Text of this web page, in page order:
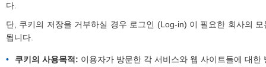
다.
단, 쿠키의 저장을 거부하실 경우 로그인 (Log-in) 이 필요한 회사의
됩니다.
쿠키의 사용목적: 이용자가 방문한 각 서비스와 웹 사이트들에 대한